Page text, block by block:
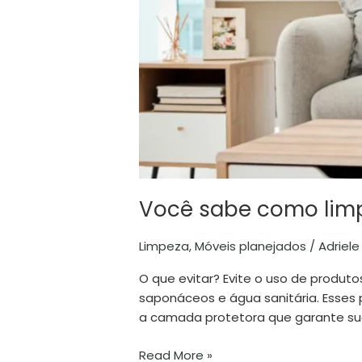
Você sabe como
Limpeza,Móveis planejados /Adriele
O que evitar? Evite o uso de
saponáceos e água sanitária.
a camada protetora que garante
como
limpar
seus
Read More »